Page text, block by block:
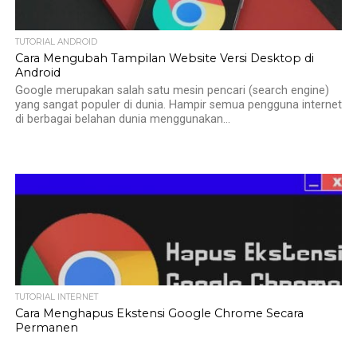
TUTORIAL ANDROID
Cara Mengubah Tampilan Website Versi Desktop di
Android
Google merupakan salah satu mesin pencari (search engine)
yang sangat populer di dunia. Hampir semua pengguna internet
di berbagai belahan dunia menggunakan...
TUTORIAL INTERNET
Cara Menghapus Ekstensi Google Chrome Secara
Permanen